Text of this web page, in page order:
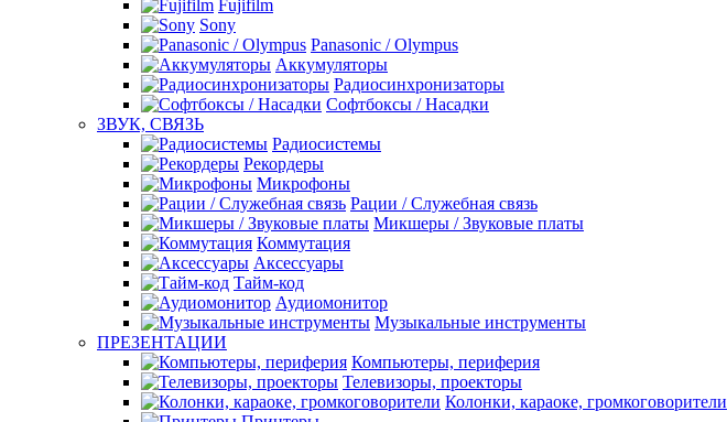
Fujifilm
Sony
Panasonic / Olympus
Аккумуляторы
Радиосинхронизаторы
Софтбоксы / Насадки
ЗВУК, СВЯЗЬ
Радиосистемы
Рекордеры
Микрофоны
Рации / Служебная связь
Микшеры / Звуковые платы
Коммутация
Аксессуары
Тайм-код
Аудиомонитор
Музыкальные инструменты
ПРЕЗЕНТАЦИИ
Компьютеры, периферия
Телевизоры, проекторы
Колонки, караоке, громкоговорители